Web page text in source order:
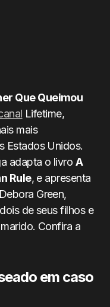
Que Queimou
Lifetime,
mais
Estados Unidos.
adapta o livro A
Rule, e apresenta
Green,
de seus filhos e
Confira a
em caso